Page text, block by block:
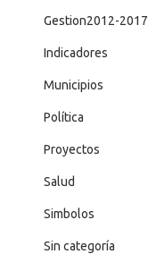
Gestion2012-2017
Indicadores
Municipios
Política
Proyectos
Salud
Simbolos
Sin categoría